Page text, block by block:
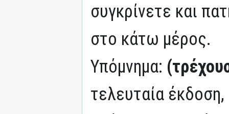
συγκρίνετε και
στο κάτω μέρος.
Υπόμνημα:
τελευταία έκδοση,